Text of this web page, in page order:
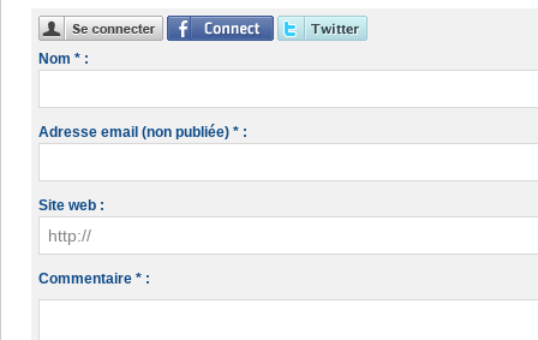
Nom * :
Adresse email (non publiée) * :
Site web :
Commentaire * :